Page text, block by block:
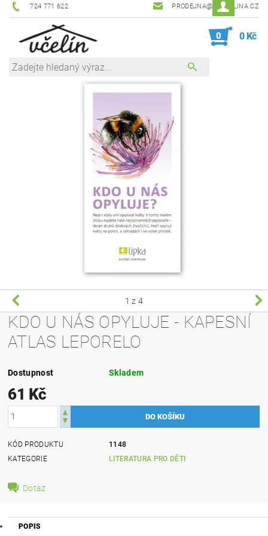
724 771 622 PRODEJNA@ZEVCELINA.CZ
0 0 Kč
1 z 4
KDO U NÁS OPYLUJE - KAPESNÍ
ATLAS LEPORELO
Dostupnost Skladem
61 Kč
KÓD PRODUKTU
1148
KATEGORIE
LITERATURA PRO DĚTI
Dotaz
POPIS